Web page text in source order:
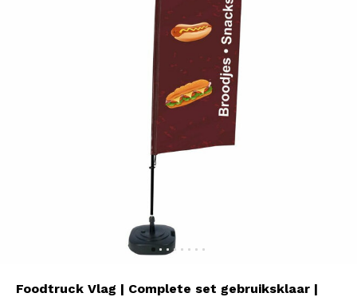
Foodtruck Vlag | Complete set gebruiksklaar |